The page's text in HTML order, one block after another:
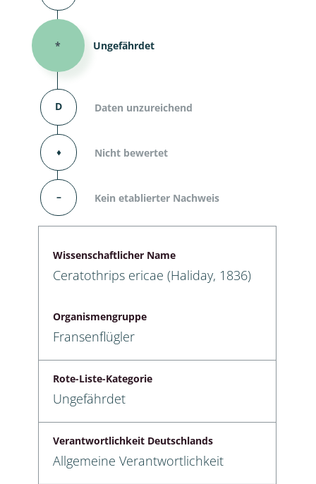
* Ungefährdet
D Daten unzureichend
⬧ Nicht bewertet
– Kein etablierter Nachweis
Wissenschaftlicher Name
Ceratothrips ericae (Haliday, 1836)
Organismengruppe
Fransenflügler
Rote-Liste-Kategorie
Ungefährdet
Verantwortlichkeit Deutschlands
Allgemeine Verantwortlichkeit